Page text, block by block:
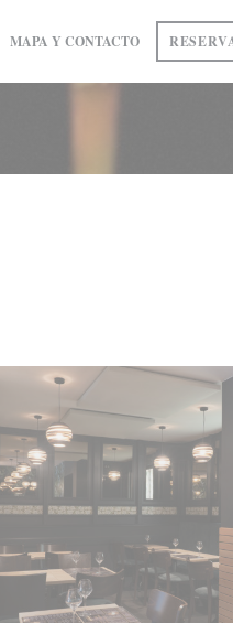
((ABRE EN UNA NUEVA VENTANA))
MAPA Y CONTACTO